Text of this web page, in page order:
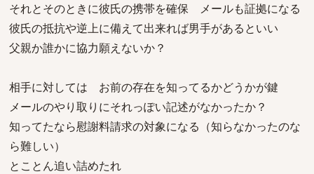
それとそのときに彼氏の携帯を確保 メールも証拠になる
彼氏の抵抗や逆上に備えて出来れば男手があるといい
父親か誰かに協力願えないか？
相手に対しては お前の存在を知ってるかどうかが鍵
メールのやり取りにそれっぽい記述がなかったか？
知ってたなら慰謝料請求の対象になる（知らなかったのな
ら難しい）
とことん追い詰めたれ